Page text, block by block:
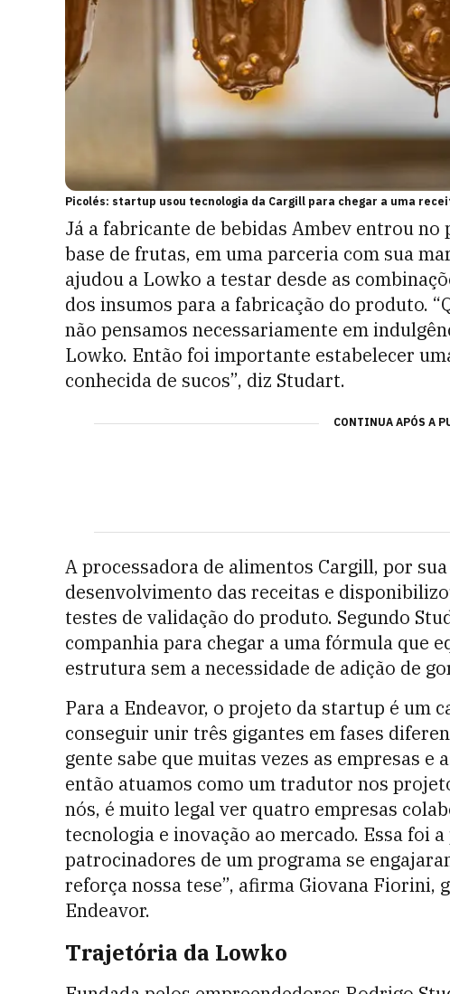
Picolés: startup usou tecnologia da Cargill para chegar a uma
Já a fabricante de bebidas Ambev entrou
base de frutas, em uma parceria com sua
ajudou a Lowko a testar desde as
dos insumos para a fabricação do produto.
não pensamos necessariamente em
Lowko. Então foi importante estabelecer
conhecida de sucos”, diz Studart.
CONTINUA APÓS A
A processadora de alimentos Cargill, por
desenvolvimento das receitas e
testes de validação do produto. Segundo
companhia para chegar a uma fórmula que
estrutura sem a necessidade de adição de
Para a Endeavor, o projeto da startup é um
conseguir unir três gigantes em fases
gente sabe que muitas vezes as empresas
então atuamos como um tradutor nos
nós, é muito legal ver quatro empresas
tecnologia e inovação ao mercado. Essa foi
patrocinadores de um programa se
reforça nossa tese”, afirma Giovana Fiorini,
Endeavor.
Trajetória da Lowko